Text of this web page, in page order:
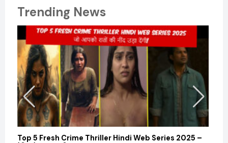
Trending News
Top 5 Fresh Crime Thriller Hindi Web Series 2025 –